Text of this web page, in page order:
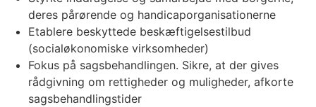
deres pårørende og handicaporganisationerne
Etablere beskyttede beskæftigelsestilbud
(socialøkonomiske virksomheder)
Fokus på sagsbehandlingen. Sikre, at der gives
rådgivning om rettigheder og muligheder, afkorte
sagsbehandlingstider